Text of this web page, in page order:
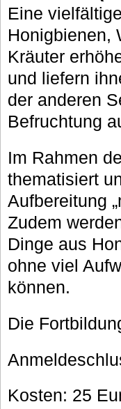
Eine
Honigbienen,
Kräuter
und liefern
der anderen
Befruchtung
Im Rahmen
thematisiert
Aufbereitung
Zudem
Dinge aus
ohne viel
können.
Die
Kosten: 25